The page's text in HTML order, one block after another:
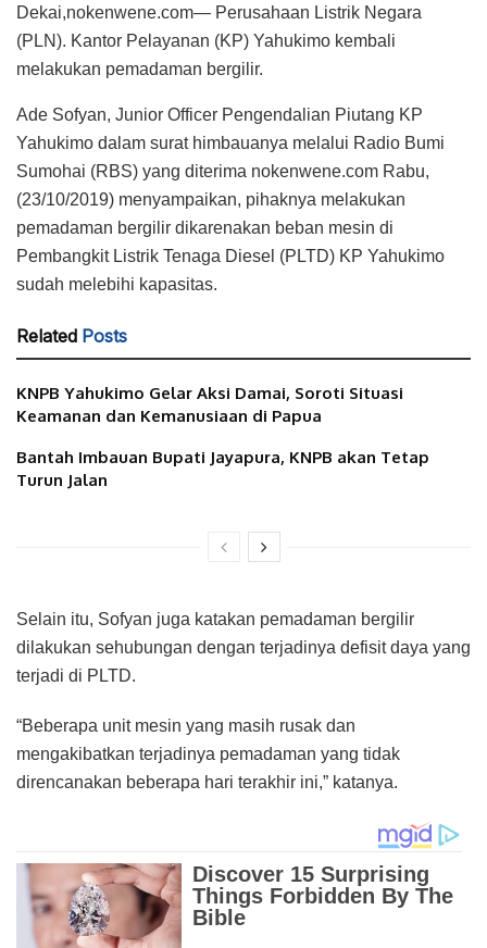
Dekai,nokenwene.com— Perusahaan Listrik Negara
(PLN). Kantor Pelayanan (KP) Yahukimo kembali
melakukan pemadaman bergilir.
Ade Sofyan, Junior Officer Pengendalian Piutang KP
Yahukimo dalam surat himbauanya melalui Radio Bumi
Sumohai (RBS) yang diterima nokenwene.com Rabu,
(23/10/2019) menyampaikan, pihaknya melakukan
pemadaman bergilir dikarenakan beban mesin di
Pembangkit Listrik Tenaga Diesel (PLTD) KP Yahukimo
sudah melebihi kapasitas.
Related Posts
KNPB Yahukimo Gelar Aksi Damai, Soroti Situasi
Keamanan dan Kemanusiaan di Papua
Bantah Imbauan Bupati Jayapura, KNPB akan Tetap
Turun Jalan
Selain itu, Sofyan juga katakan pemadaman bergilir
dilakukan sehubungan dengan terjadinya defisit daya yang
terjadi di PLTD.
“Beberapa unit mesin yang masih rusak dan
mengakibatkan terjadinya pemadaman yang tidak
direncanakan beberapa hari terakhir ini,” katanya.